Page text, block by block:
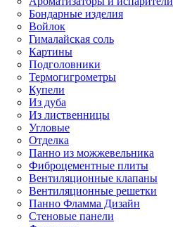
Бондарные изделия
Войлок
Гималайская соль
Картины
Подголовники
Термогигрометры
Купели
Из дуба
Из лиственницы
Угловые
Отделка
Панно из можжевельника
Фиброцементные плиты
Вентиляционные клапаны
Вентиляционные решетки
Панно Фламма Дизайн
Стеновые панели